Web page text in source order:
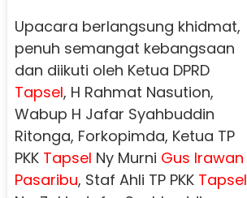
Upacara berlangsung khidmat,
penuh semangat kebangsaan
dan diikuti oleh Ketua DPRD
Tapsel, H Rahmat Nasution,
Wabup H Jafar Syahbuddin
Ritonga, Forkopimda, Ketua TP
PKKTapsel Ny Murni Gus Irawan
Pasaribu, Staf Ahli TP PKKTapsel